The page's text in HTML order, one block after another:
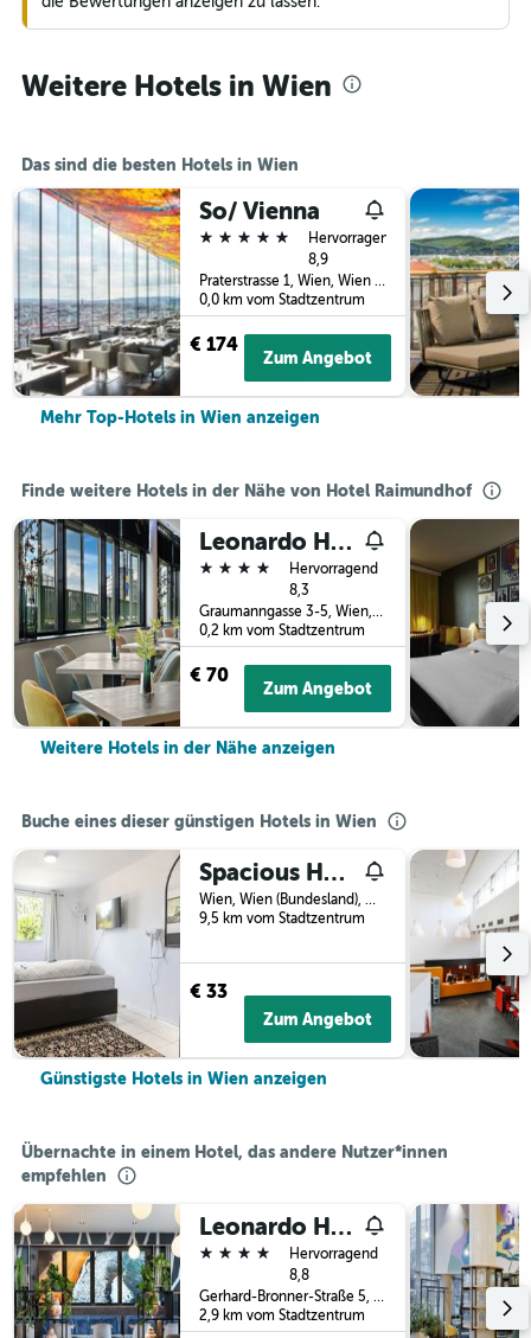
Weitere Hotels in Wien
Das sind die besten Hotels in Wien
So/ Vienna
5 Sterne
Hervorragend
8,9
Praterstrasse 1, Wien, Wien (Bundesland), Österreich
0,0 km vom Stadtzentrum
€ 174
Zum Angebot
Mehr Top-Hotels in Wien anzeigen
Finde weitere Hotels in der Nähe von Hotel Raimundhof
Leonardo Hotel Vienna City West
4 Sterne
Hervorragend
8,3
Graumanngasse 3-5, Wien, Wien (Bundesland), Österreich
0,2 km vom Stadtzentrum
€ 70
Zum Angebot
Weitere Hotels in der Nähe anzeigen
Buche eines dieser günstigen Hotels in Wien
Spacious Home & Garden Free Parking
Wien, Wien (Bundesland), Österreich
9,5 km vom Stadtzentrum
€ 33
Zum Angebot
Günstigste Hotels in Wien anzeigen
Übernachte in einem Hotel, das andere Nutzer*innen
empfehlen
Leonardo Hotel Vienna Hauptbahnhof
4 Sterne
Hervorragend
8,8
Gerhard-Bronner-Straße 5, Wien, Wien (Bundesland), Österreich
2,9 km vom Stadtzentrum